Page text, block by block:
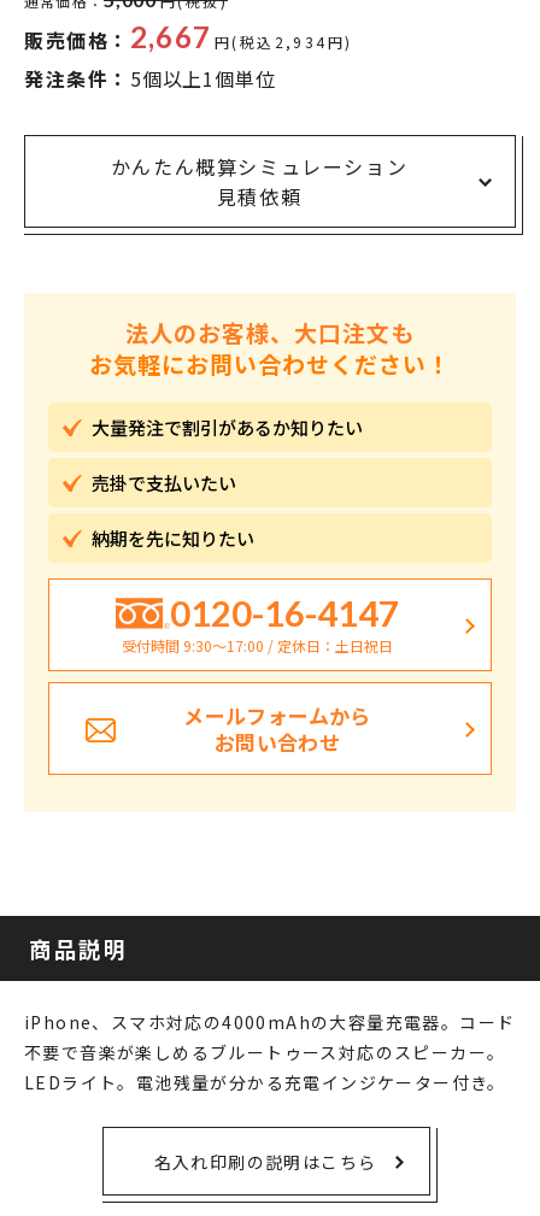
販売価格： 2,667 円(税込2,934円)
発注条件： 5個以上1個単位
かんたん概算シミュレーション
見積依頼
法人のお客様、大口注文も
お気軽にお問い合わせください！
大量発注で割引があるか知りたい
売掛で支払いたい
納期を先に知りたい
0120-16-4147
受付時間 9:30〜17:00 / 定休日：土日祝日
メールフォームから
お問い合わせ
商品説明
iPhone、スマホ対応の4000mAhの大容量充電器。コード
不要で音楽が楽しめるブルートゥース対応のスピーカー。
LEDライト。電池残量が分かる充電インジケーター付き。
名入れ印刷の説明はこちら